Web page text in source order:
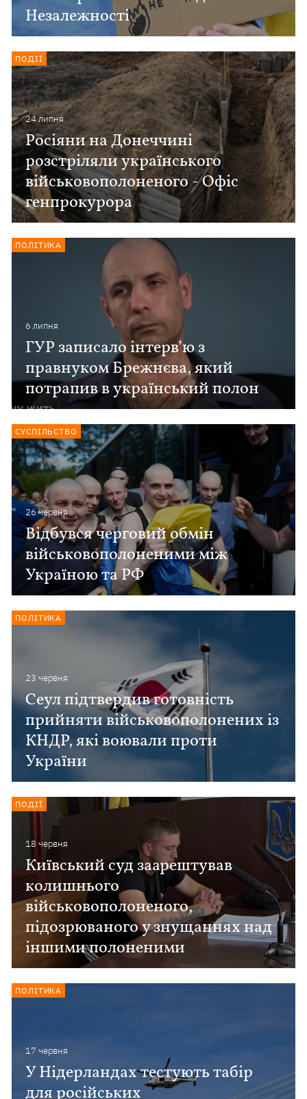
Незалежності
24 липня
Росіяни на Донеччині
розстріляли українського
військовополоненого - Офіс
генпрокурора
ПОДІЇ
6 липня
ГУР записало інтерв’ю з
правнуком Брежнєва, який
потрапив в український полон
ПОЛІТИКА
26 червня
Відбувся черговий обмін
військовополоненими між
Україною та РФ
СУСПІЛЬСТВО
23 червня
Сеул підтвердив готовність
прийняти військовополонених із
КНДР, які воювали проти
України
ПОЛІТИКА
18 червня
Київський суд заарештував
колишнього
військовополоненого,
підозрюваного у знущаннях над
іншими полоненими
ПОДІЇ
17 червня
У Нідерландах тестують табір
для російських
ПОЛІТИКА